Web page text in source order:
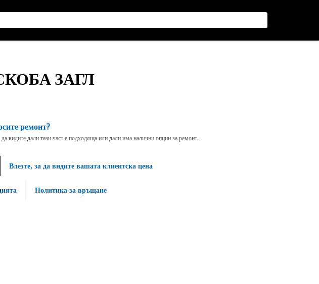
ЗАГЛ
ремонт?
видите дали тази част е подходяща или дали има налични опции за ремонт.
Влезте, за да видите вашата клиентска цена
Политика за връщане